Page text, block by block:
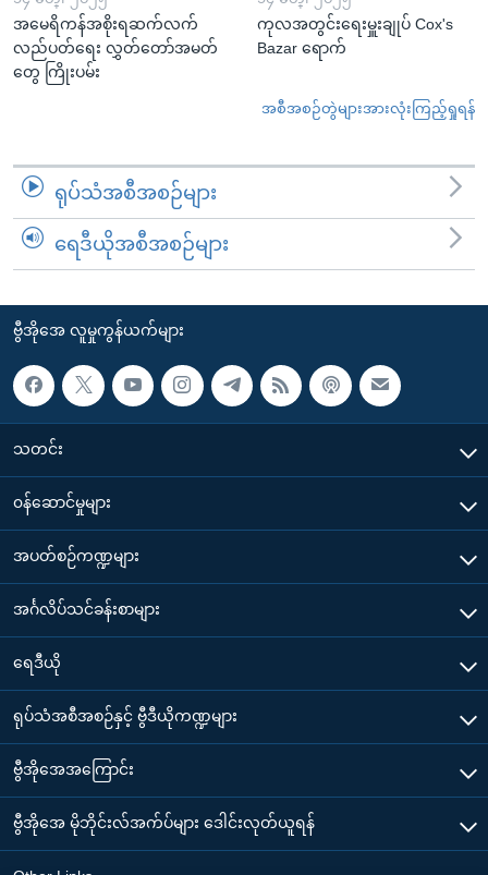
အမေရိကန်အစိုးရဆက်လက်
လည်ပတ်ရေး လွှတ်တော်အမတ်
တွေ ကြိုးပမ်း
ကုလအတွင်းရေးမှူးချုပ် Cox's
Bazar ရောက်
အစီအစဉ်တွဲများအားလုံးကြည့်ရှုရန်
ရုပ်သံအစီအစဉ်များ
ရေဒီယိုအစီအစဉ်များ
ဗွီအိုအေ လူမှုကွန်ယက်များ
သတင်း
၀န်ဆောင်မှုများ
အပတ်စဉ်ကဏ္ဍများ
အင်္ဂလိပ်သင်ခန်းစာများ
ရေဒီယို
ရုပ်သံအစီအစဉ်နှင့် ဗွီဒီယိုကဏ္ဍများ
ဗွီအိုအေအကြောင်း
ဗွီအိုအေ မိုဘိုင်းလ်အက်ပ်များ ဒေါင်းလုတ်ယူရန်